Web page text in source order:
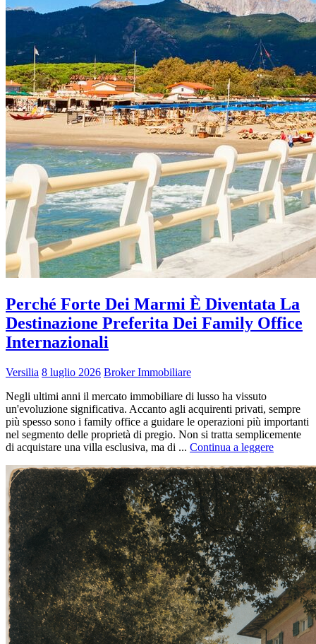
Perché Forte Dei Marmi È Diventata La
Destinazione Preferita Dei Family Office
Internazionali
Versilia 8 luglio 2026 Broker Immobiliare
Negli ultimi anni il mercato immobiliare di lusso ha vissuto
un'evoluzione significativa. Accanto agli acquirenti privati, sempre
più spesso sono i family office a guidare le operazioni più importanti
nel segmento delle proprietà di pregio. Non si tratta semplicemente
di acquistare una villa esclusiva, ma di ... Continua a leggere